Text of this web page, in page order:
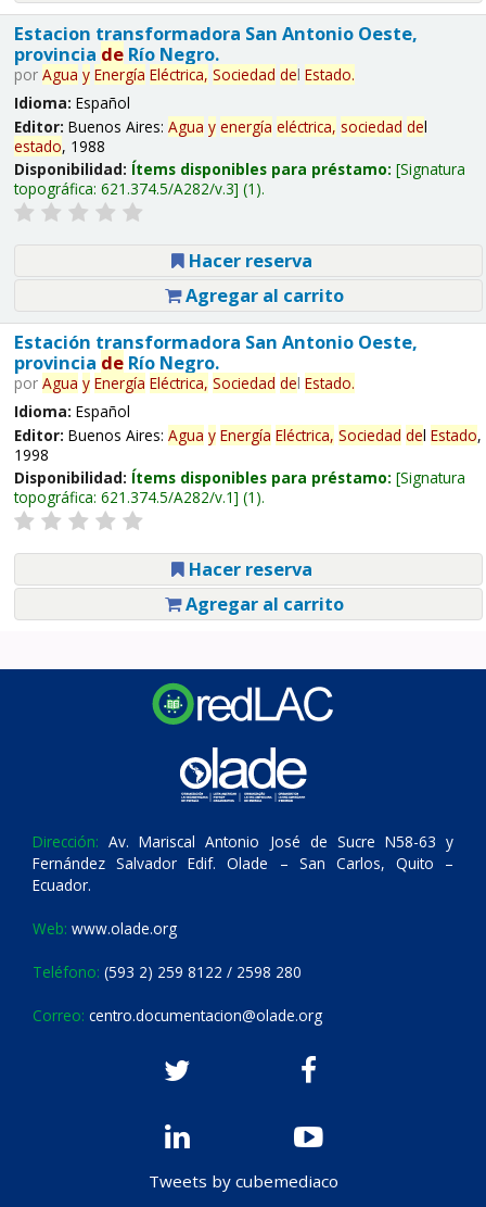
Estacion transformadora San Antonio Oeste,
provincia deRío Negro.
por Agua y Energía Eléctrica, Sociedad del Estado.
Idioma: Español
Editor: Buenos Aires: Agua y energía eléctrica, sociedad del
estado, 1988
Disponibilidad: Ítems disponibles para préstamo: Signatura
topográfica: 621.374.5/A282/v.3 (1).
Hacer reserva
Agregar al carrito
Estación transformadora San Antonio Oeste,
provincia deRío Negro.
por Agua y Energía Eléctrica, Sociedad del Estado.
Idioma: Español
Editor: Buenos Aires: Agua y Energía Eléctrica, Sociedad del Estado,
1998
Disponibilidad: Ítems disponibles para préstamo: Signatura
topográfica: 621.374.5/A282/v.1 (1).
Hacer reserva
Agregar al carrito
Dirección: Av. Mariscal Antonio José de Sucre N58-63 y
Fernández Salvador Edif. Olade – San Carlos, Quito –
Ecuador.
Web: www.olade.org
Teléfono: (593 2) 259 8122 / 2598 280
Correo: centro.documentacion@olade.org
Tweets by cubemediaco